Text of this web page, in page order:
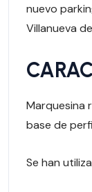
nuevo
Villanueva
Marquesina
base de
Se han